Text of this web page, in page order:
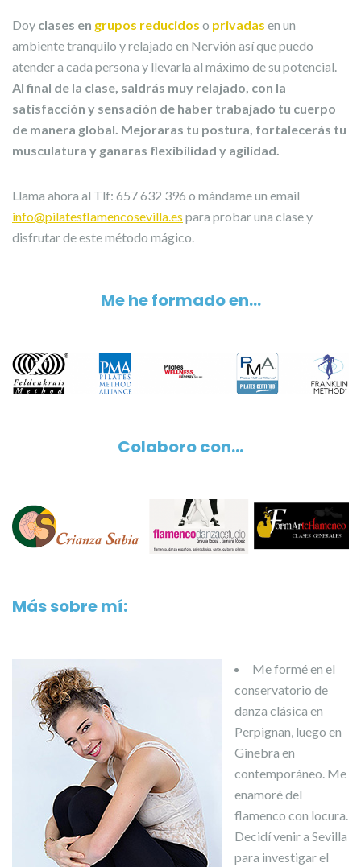
Doy clases en grupos reducidos o privadas en un
ambiente tranquilo y relajado en Nervión así que puedo
atender a cada persona y llevarla al máximo de su potencial.
Al final de la clase, saldrás muy relajado, con la
satisfacción y sensación de haber trabajado tu cuerpo
de manera global. Mejoraras tu postura, fortalecerás tu
musculatura y ganaras flexibilidad y agilidad.
Llama ahora al Tlf: 657 632 396 o mándame un email
info@pilatesflamencosevilla.es para probar una clase y
disfrutar de este método mágico.
Me he formado en…
Colaboro con…
Más sobre mí:
Me formé en el
conservatorio de
danza clásica en
Perpignan, luego en
Ginebra en
contemporáneo. Me
enamoré del
flamenco con locura.
Decidí venir a Sevilla
para investigar el